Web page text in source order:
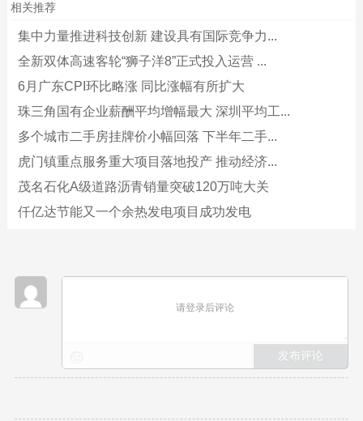
相关推荐
集中力量推进科技创新 建设具有国际竞争力...
全新双体高速客轮“狮子洋8”正式投入运营 ...
6月广东CPI环比略涨 同比涨幅有所扩大
珠三角国有企业薪酬平均增幅最大 深圳平均工...
多个城市二手房挂牌价小幅回落 下半年二手...
虎门镇重点服务重大项目落地投产 推动经济...
茂名石化A级道路沥青销量突破120万吨大关
仟亿达节能又一个余热发电项目成功发电
请登录后评论